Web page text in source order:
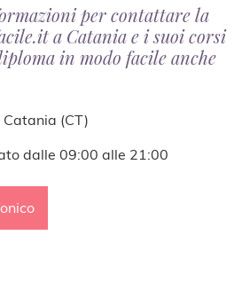
per contattare la
a Catania e i suoi corsi
in modo facile anche
(CT)
dalle 09:00 alle 21:00